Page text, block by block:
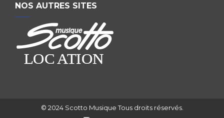
NOS AUTRES SITES
© 2024 Scotto Musique Tous droits réservés.